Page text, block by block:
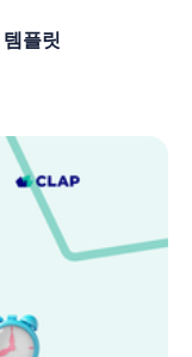
플릿